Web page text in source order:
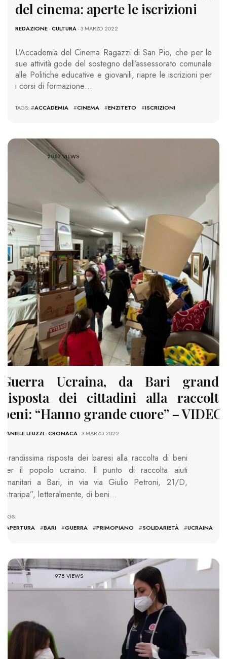
del cinema: aperte le iscrizioni
REDAZIONE-CULTURA- 3 MARZO 2022
L’Accademia del Cinema Ragazzi di San Pio, che per le
sue attività gode del sostegno dell’assessorato comunale
alle Politiche educative e giovanili, riapre le iscrizioni per
i corsi di formazione…
TAGS: #ACCADEMIA #CINEMA #ENZITETO #ISCRIZIONI
2887 VIEWS
Guerra Ucraina, da Bari grande
risposta dei cittadini alla raccolta
beni: “Hanno grande cuore” – VIDEO
DANIELE LEUZZI-CRONACA- 3 MARZO 2022
Grandissima risposta dei baresi alla raccolta di beni
per il popolo ucraino. Il punto di raccolta aiuti
umanitari a Bari, in via via Giulio Petroni, 21/D,
“straripa”, letteralmente, di beni…
TAGS:
APERTURA #BARI #GUERRA #PRIMOPIANO #SOLIDARIETÀ #UCRAINA
978 VIEWS